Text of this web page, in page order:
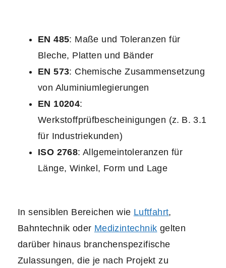
EN 485: Maße und Toleranzen für
Bleche, Platten und Bänder
EN 573: Chemische Zusammensetzung
von Aluminiumlegierungen
EN 10204:
Werkstoffprüfbescheinigungen (z. B. 3.1
für Industriekunden)
ISO 2768: Allgemeintoleranzen für
Länge, Winkel, Form und Lage
In sensiblen Bereichen wie Luftfahrt,
Bahntechnik oder Medizintechnik gelten
darüber hinaus branchenspezifische
Zulassungen, die je nach Projekt zu